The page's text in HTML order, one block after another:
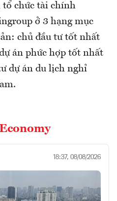
tổ chức tài chính
ở 3 hạng mục
chủ đầu tư tốt nhất
án phức hợp tốt nhất
dự án du lịch nghỉ
18:37, 08/08/2026